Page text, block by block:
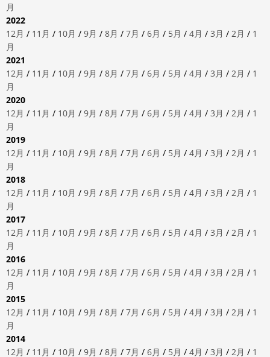
月
2022
12月 / 11月 / 10月 / 9月 / 8月 / 7月 / 6月 / 5月 / 4月 / 3月 / 2月 / 1
月
2021
12月 / 11月 / 10月 / 9月 / 8月 / 7月 / 6月 / 5月 / 4月 / 3月 / 2月 / 1
月
2020
12月 / 11月 / 10月 / 9月 / 8月 / 7月 / 6月 / 5月 / 4月 / 3月 / 2月 / 1
月
2019
12月 / 11月 / 10月 / 9月 / 8月 / 7月 / 6月 / 5月 / 4月 / 3月 / 2月 / 1
月
2018
12月 / 11月 / 10月 / 9月 / 8月 / 7月 / 6月 / 5月 / 4月 / 3月 / 2月 / 1
月
2017
12月 / 11月 / 10月 / 9月 / 8月 / 7月 / 6月 / 5月 / 4月 / 3月 / 2月 / 1
月
2016
12月 / 11月 / 10月 / 9月 / 8月 / 7月 / 6月 / 5月 / 4月 / 3月 / 2月 / 1
月
2015
12月 / 11月 / 10月 / 9月 / 8月 / 7月 / 6月 / 5月 / 4月 / 3月 / 2月 / 1
月
2014
12月 / 11月 / 10月 / 9月 / 8月 / 7月 / 6月 / 5月 / 4月 / 3月 / 2月 / 1